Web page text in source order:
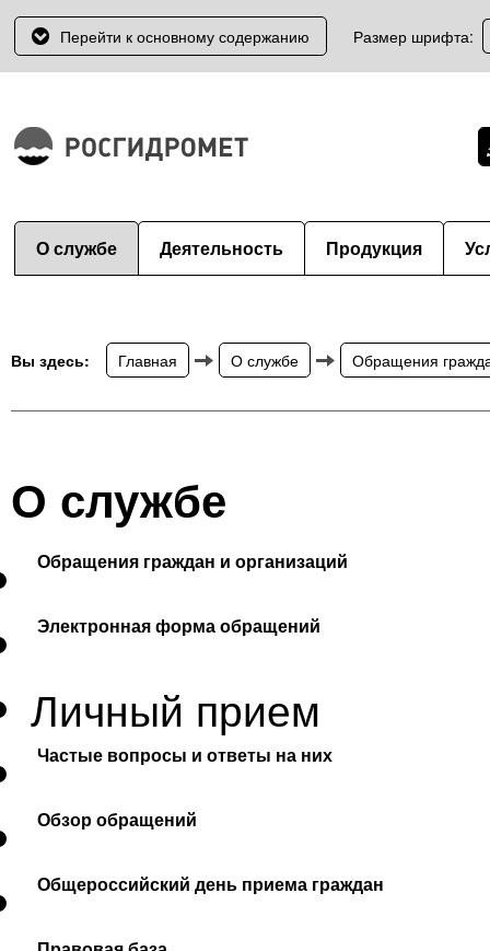
Перейти к основному содержанию Размер шрифта:
О службе Деятельность Продукция
Вы здесь: Главная О службе Обращения
О службе
Обращения граждан и организаций
Электронная форма обращений
Личный прием
Частые вопросы и ответы на них
Обзор обращений
Общероссийский день приема граждан